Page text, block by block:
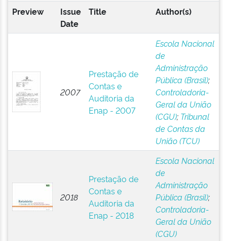
Preview
Issue
Date
Title Author(s)
2007
Prestação de
Contas e
Auditoria da
Enap - 2007
Escola Nacional
de
Administração
Pública (Brasil);
Controladoria-
Geral da União
(CGU); Tribunal
de Contas da
União (TCU)
2018
Prestação de
Contas e
Auditoria da
Enap - 2018
Escola Nacional
de
Administração
Pública (Brasil);
Controladoria-
Geral da União
(CGU)